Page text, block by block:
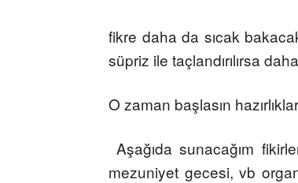
fikre daha da sıcak
süpriz ile taçlandırılırsa
O zaman başlasın
Aşağıda sunacağım
mezuniyet gecesi, vb